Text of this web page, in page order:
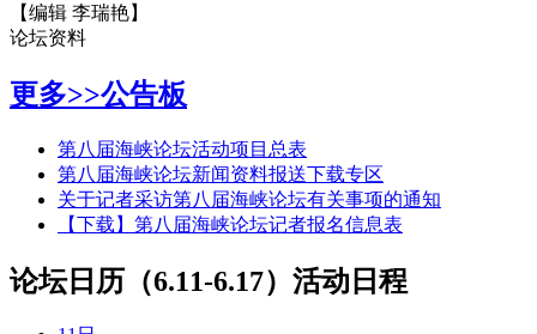
【编辑 李瑞艳】
论坛资料
更多>>公告板
第八届海峡论坛活动项目总表
第八届海峡论坛新闻资料报送下载专区
关于记者采访第八届海峡论坛有关事项的通知
【下载】第八届海峡论坛记者报名信息表
论坛日历（6.11-6.17） 活动日程